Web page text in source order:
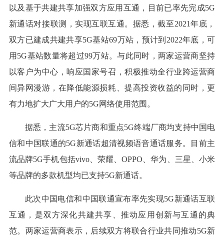
以及基于共建共享加强双方应用互通，目前已率先完成5G
新通话对接联测，实现互联互通。据悉，截至2021年底，
双方已建成共建共享5G基站69万站，预计到2022年底，可
用5G基站数量将超过99万站。与此同时，两家运营商坚持
以客户为中心，响应国家号召，积极推动全行业跨运营商
间异网漫游，在降低能源损耗、提高投资收益的同时，更
有力地扩大广大用户的5G网络使用范围。
据悉，主流5G芯片商和重点5G终端厂商均支持中国电
信和中国联通的5G新通话超清视频语音通话服务。目前主
流品牌5G手机包括vivo、荣耀、OPPO、华为、三星、小米
等品牌的多款机型均已支持5G新通话。
此次中国电信和中国联通宣布率先实现5G新通话互联
互通，是双方深化共建共享、推动应用创新与互通的典
范。两家运营商表示，后续双方将联合行业共同推动5G新